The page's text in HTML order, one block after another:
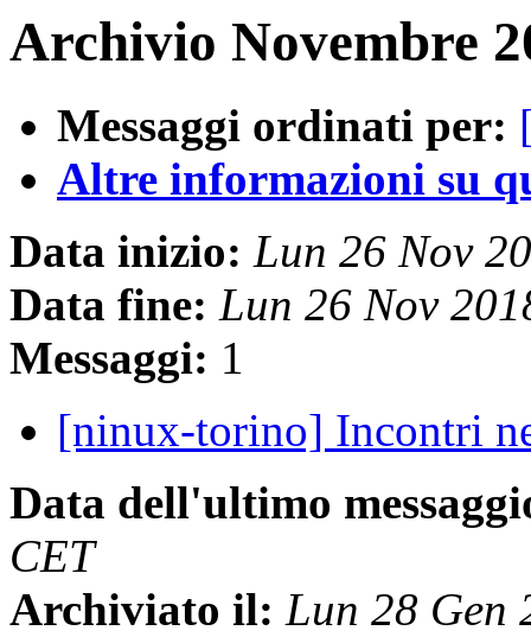
Archivio Novembre
Messaggi ordinati per:
Altre informazioni su
Data inizio: Lun 26 Nov
Data fine: Lun 26 Nov
Messaggi: 1
[ninux-torino] Incontri
Data dell'ultimo
CET
Archiviato il: Lun 28 Gen